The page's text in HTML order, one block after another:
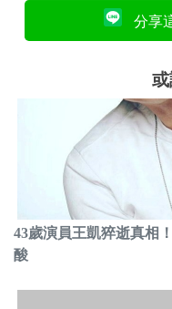
分享
43歲演員王凱猝逝真相
酸